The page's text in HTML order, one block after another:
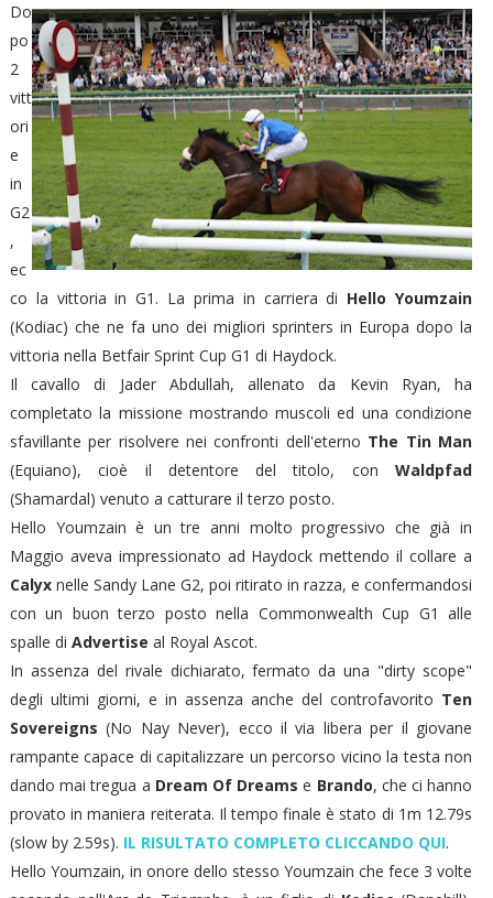
Do
po
2
vitt
ori
e
in
G2
,
ec
co la vittoria in G1. La prima in carriera di Hello Youmzain
(Kodiac) che ne fa uno dei migliori sprinters in Europa dopo la
vittoria nella Betfair Sprint Cup G1 di Haydock.
Il cavallo di Jader Abdullah, allenato da Kevin Ryan, ha
completato la missione mostrando muscoli ed una condizione
sfavillante per risolvere nei confronti dell'eterno The Tin Man
(Equiano), cioè il detentore del titolo, conWaldpfad
(Shamardal) venuto a catturare il terzo posto.
Hello Youmzain è un tre anni molto progressivo che già in
Maggio aveva impressionato ad Haydock mettendo il collare a
Calyx nelle Sandy Lane G2, poi ritirato in razza, e confermandosi
con un buon terzo posto nella Commonwealth Cup G1 alle
spalle di Advertise al Royal Ascot.
In assenza del rivale dichiarato, fermato da una "dirty scope"
degli ultimi giorni, e in assenza anche del controfavorito Ten
Sovereigns (No Nay Never), ecco il via libera per il giovane
rampante capace di capitalizzare un percorso vicino la testa non
dando mai tregua a Dream Of Dreams e Brando, che ci hanno
provato in maniera reiterata. Il tempo finale è stato di 1m 12.79s
(slow by 2.59s). IL RISULTATO COMPLETO CLICCANDO QUI.
Hello Youmzain, in onore dello stesso Youmzain che fece 3 volte